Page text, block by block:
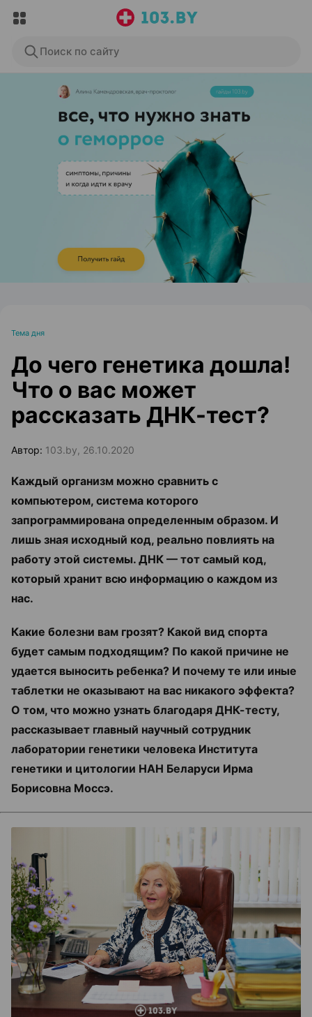
Поиск по сайту
ЭФФЕКТИВНАЯ РЕКЛАМА НА САЙТЕ
Тема дня
До чего генетика дошла!
Что о вас может
рассказать ДНК-тест?
Автор: 103.by, 26.10.2020
Каждый организм можно сравнить с
компьютером, система которого
запрограммирована определенным образом. И
лишь зная исходный код, реально повлиять на
работу этой системы. ДНК — тот самый код,
который хранит всю информацию о каждом из
нас.
Какие болезни вам грозят? Какой вид спорта
будет самым подходящим? По какой причине не
удается выносить ребенка? И почему те или иные
таблетки не оказывают на вас никакого эффекта?
О том, что можно узнать благодаря ДНК-тесту,
рассказывает главный научный сотрудник
лаборатории генетики человека Института
генетики и цитологии НАН Беларуси Ирма
Борисовна Моссэ.